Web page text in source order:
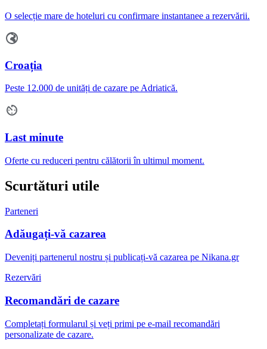
O selecție mare de hoteluri cu confirmare instantanee a rezervării.
Croația
Peste 12.000 de unități de cazare pe Adriatică.
Last minute
Oferte cu reduceri pentru călătorii în ultimul moment.
Scurtături utile
Parteneri
Adăugați-vă cazarea
Deveniți partenerul nostru și publicați-vă cazarea pe Nikana.gr
Rezervări
Recomandări de cazare
Completați formularul și veți primi pe e-mail recomandări
personalizate de cazare.